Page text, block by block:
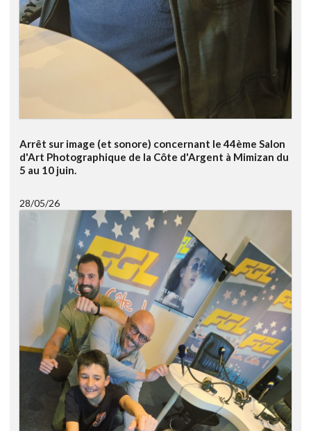
Arrêt sur image (et sonore) concernant le 44ème Salon
d'Art Photographique de la Côte d'Argent à Mimizan du
5 au 10 juin.
28/05/26